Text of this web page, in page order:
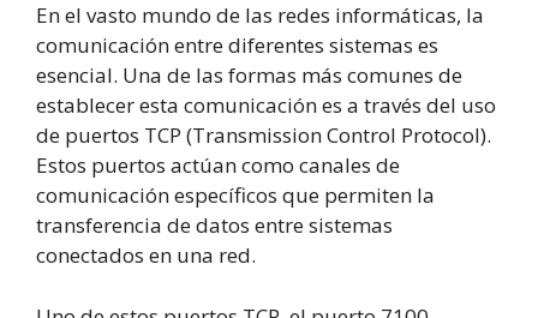
En el vasto mundo de las redes informáticas, la
comunicación entre diferentes sistemas es
esencial. Una de las formas más comunes de
establecer esta comunicación es a través del uso
de puertos TCP (Transmission Control Protocol).
Estos puertos actúan como canales de
comunicación específicos que permiten la
transferencia de datos entre sistemas
conectados en una red.